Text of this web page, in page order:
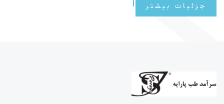
جزئیات بیشتر